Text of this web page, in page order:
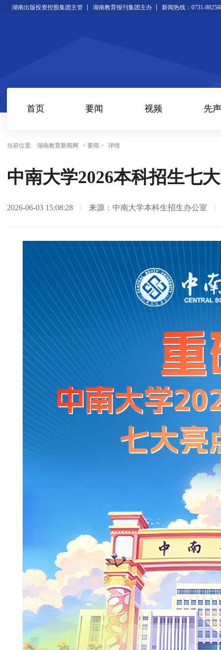
湖南出版投资控股集团主管 湖南教育报刊集团主办 新闻热线：0731-
首页 要闻 视频 先声
当前位置: 湖南教育新闻网 > 要闻 > 详情
中南大学2026本科招生七
2026-06-03 15:08:28 来源：中南大学本科生招生办公室